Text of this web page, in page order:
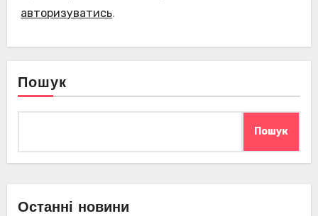
авторизуватись.
Пошук
Пошук
Останні новини